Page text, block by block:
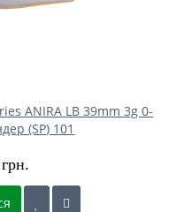
ANIRA LB 39mm 3g 0-
(SP) 101